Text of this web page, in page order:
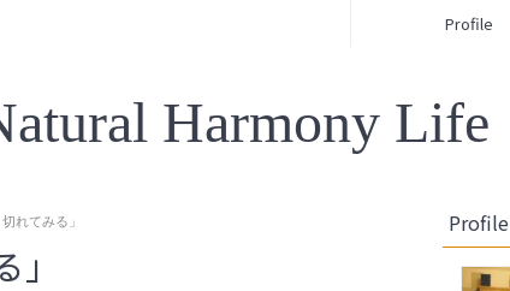
Profile
Harmony Life
れてみる」 Profile